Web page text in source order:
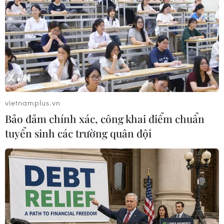
13/01/2020 22:24
Thủ môn Bùi Tiến Dũng cho rằng nguyên nhân khiến
U23 Việt Nam gặp khó khăn, đứng trước nguy cơ bị loại
ngay từ vòng bảng tại vòng chung kết U23 châu Á 2020
là do bị các đối thủ nghiên cứu quá kỹ.
vietnamplus.vn
Bảo đảm chính xác, công khai điểm chuẩn
tuyển sinh các trường quân đội